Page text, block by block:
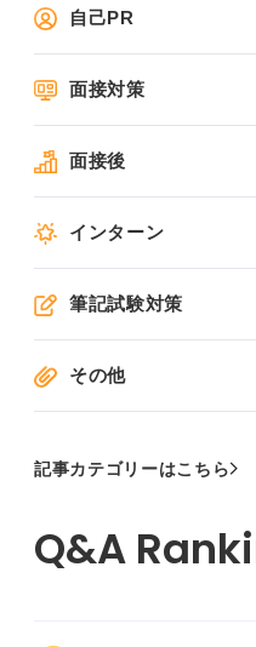
自己PR
面接対策
面接後
インターン
筆記試験対策
その他
記事カテゴリーはこちら